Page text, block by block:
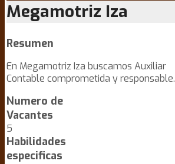
Megamotriz Iza
Resumen
En Megamotriz Iza buscamos Auxiliar
Contable comprometida y responsable.
Numero de
Vacantes
5
Habilidades
especificas